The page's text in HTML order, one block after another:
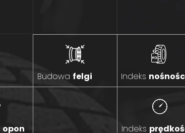
Budowa felgi Indeks
Indeks
opon